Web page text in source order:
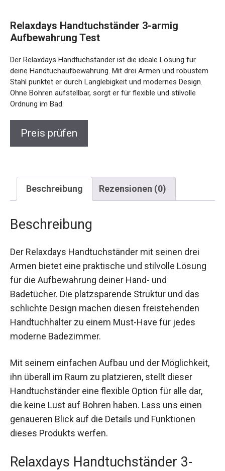
Relaxdays Handtuchständer 3-armig
Aufbewahrung Test
Der Relaxdays Handtuchständer ist die ideale Lösung für
deine Handtuchaufbewahrung. Mit drei Armen und robustem
Stahl punktet er durch Langlebigkeit und modernes Design.
Ohne Bohren aufstellbar, sorgt er für flexible und stilvolle
Ordnung im Bad.
Preis prüfen
Beschreibung Rezensionen (0)
Beschreibung
Der Relaxdays Handtuchständer mit seinen drei
Armen bietet eine praktische und stilvolle Lösung
für die Aufbewahrung deiner Hand- und
Badetücher. Die platzsparende Struktur und das
schlichte Design machen diesen freistehenden
Handtuchhalter zu einem Must-Have für jedes
moderne Badezimmer.
Mit seinem einfachen Aufbau und der Möglichkeit,
ihn überall im Raum zu platzieren, stellt dieser
Handtuchständer eine flexible Option für alle dar,
die keine Lust auf Bohren haben. Lass uns einen
genaueren Blick auf die Details und Funktionen
dieses Produkts werfen.
Relaxdays Handtuchständer 3-